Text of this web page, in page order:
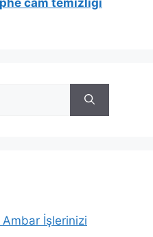
cam temizliği
İşlerinizi